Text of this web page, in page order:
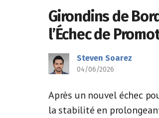
Girondins de
l’Échec de
Steven Soarez
04/06/2026
Après un nouvel échec
la stabilité en